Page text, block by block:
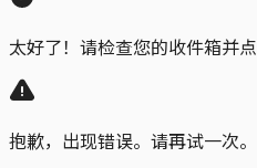
太好了！请检查您的收件箱并点
抱歉，出现错误。请再试一次。